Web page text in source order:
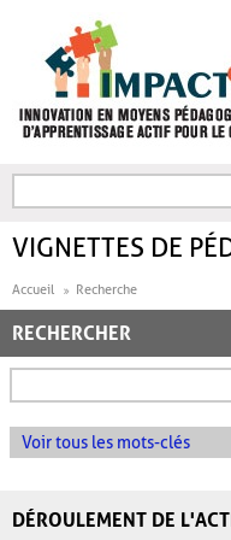
FORMULAIRE DE
VIGNETTES DE
Accueil Recherche
RECHERCHER
Voir tous les mots-clés
DÉROULEMENT DE